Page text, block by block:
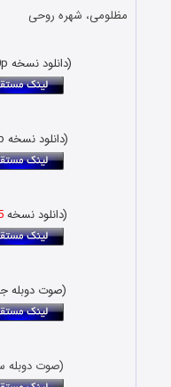
مظلومی، شهره روحی
(دانلود نسخه 1080p با حجم 1.32 گیگایت)
(دانلود نسخه 720p با حجم 730 مگابایت)
(دانلود نسخه
(صوت دوبله
(صوت دوبله سورن